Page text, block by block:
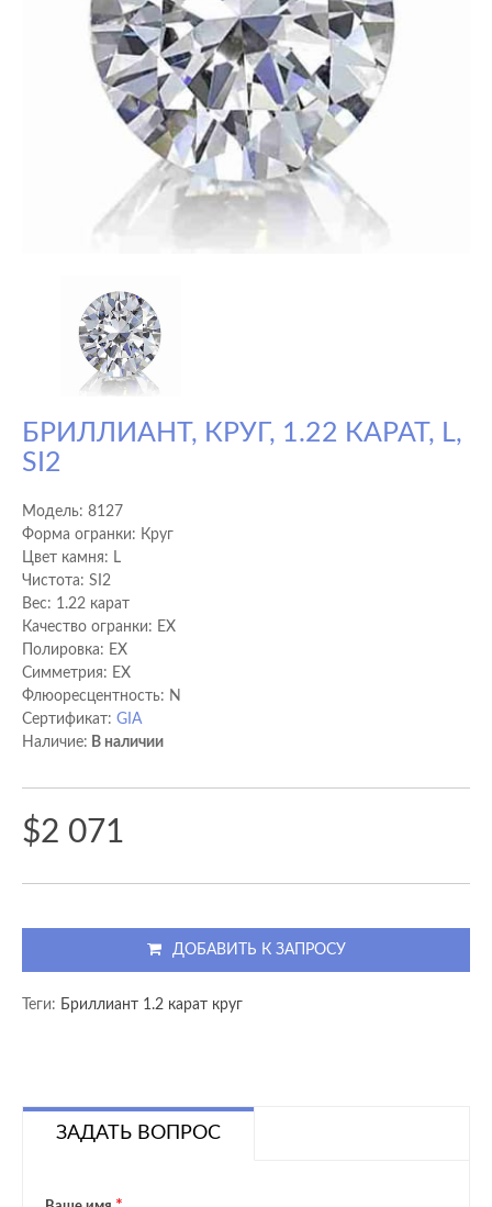
БРИЛЛИАНТ, КРУГ, 1.22 КАРАТ, L,
SI2
Модель: 8127
Форма огранки: Круг
Цвет камня: L
Чистота: SI2
Вес: 1.22 карат
Качество огранки: EX
Полировка: EX
Cимметрия: EX
Флюоресцентность: N
Сертификат: GIA
Наличие: В наличии
$2 071
ДОБАВИТЬ К ЗАПРОСУ
Теги: Бриллиант 1.2 карат круг
ЗАДАТЬ ВОПРОС